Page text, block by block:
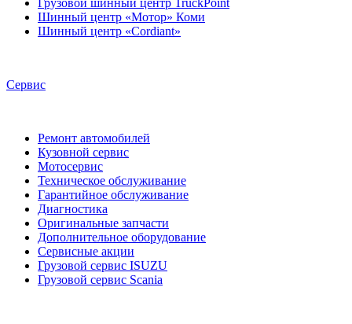
Шинный центр «Мотор» Коми
Шинный центр «Cordiant»
Кузовной сервис
Мотосервис
Техническое обслуживание
Гарантийное обслуживание
Диагностика
Оригинальные запчасти
Дополнительное оборудование
Сервисные акции
Грузовой сервис ISUZU
Грузовой сервис Scania